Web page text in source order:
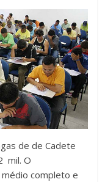
de de Cadete
mil. O
completo e